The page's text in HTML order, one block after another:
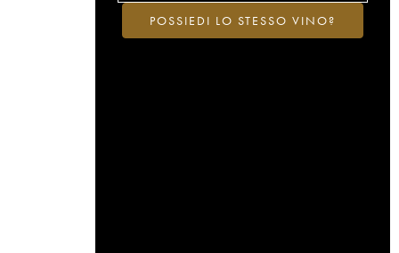
POSSIEDI LO STESSO VINO?